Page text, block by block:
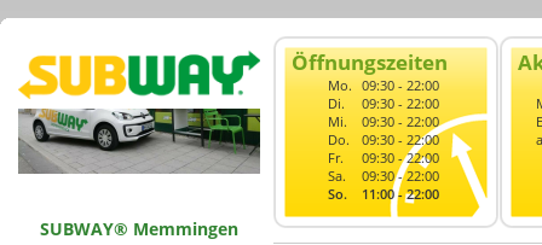
SUBWAY® Memmingen
Öffnungszeiten
Mo. 09:30 - 22:00
Di.
09:30 - 22:00
Mi.
09:30 - 22:00
Do.
09:30 - 22:00
Fr.
09:30 - 22:00
Sa.
09:30 - 22:00
So.
11:00 - 22:00